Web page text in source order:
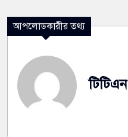
আপলোডকারীর তথ্য
টিটিএন